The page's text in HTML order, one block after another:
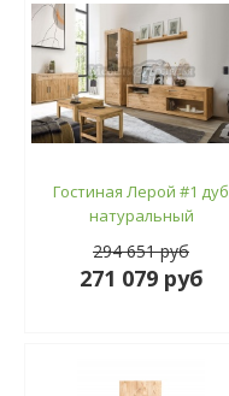
Гостиная Лерой #1 дуб
натуральный
294 651 руб
271 079 руб